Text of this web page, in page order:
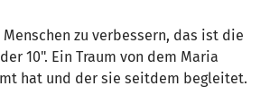
zu verbessern, das ist die
10". Ein Traum von dem Maria
hat und der sie seitdem begleitet.